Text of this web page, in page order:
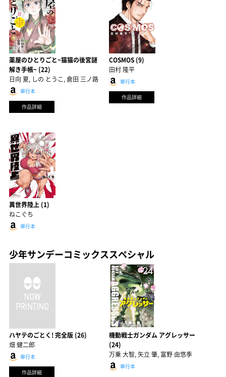
薬屋のひとりごと~猫猫の後宮謎
解き手帳~ (22)
日向 夏, しの とうこ, 倉田 三ノ路
単行本
作品詳細
COSMOS (9)
田村 隆平
単行本
作品詳細
異世界陸上 (1)
ねこぐち
単行本
少年サンデーコミックススペシャル
ハヤテのごとく! 完全版 (26)
畑 健二郎
単行本
作品詳細
機動戦士ガンダム アグレッサー
(24)
万乗 大智, 矢立 肇, 富野 由悠季
単行本